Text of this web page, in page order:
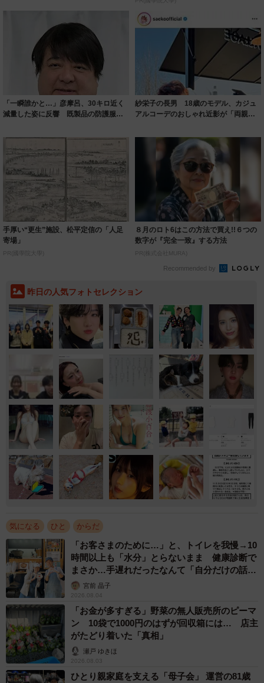
「一瞬誰かと…」彦摩呂、30キロ近く
減量した姿に反響 既製品の防護服が
紗栄子の長男 18歳のモデル、カジュ
アルコーデのおしゃれ近影が「両親の
手厚い“更生”施設、松平定信の「人足
寄場」
PR(國學院大學)
８月のロト6はこの方法で買え!!６つの
数字が『完全一致』する方法
PR(株式会社MURA)
Recommended by
昨日の人気フォトセレクション
気になる ひと からだ
「お客さまのために…」と、トイレを我慢→10
時間以上も「水分」とらないまま 健康診断で
まさか…手遅れだったなんて「自分だけの話で
はなく、日本中で起きている問題では？」
宮前 晶子
2026.08.04
「お金が多すぎる」野菜の無人販売所のピーマ
ン 10袋で1000円のはずが回収箱には… 店主
がたどり着いた「真相」
瀬戸 ゆきほ
2026.08.03
ひとり親家庭を支える「母子会」 運営の81歳